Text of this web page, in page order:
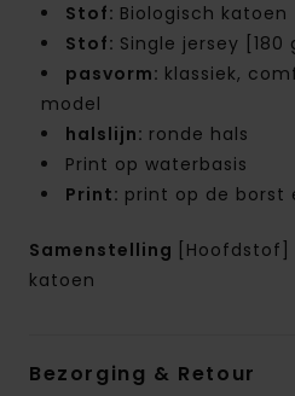
Stof: Biologisch katoen
Stof: Single jersey [180
pasvorm: klassiek,
model
halslijn: ronde hals
Print op waterbasis
Print: print op de borst
Samenstelling
[Hoofdstof]
katoen
Bezorging & Retour